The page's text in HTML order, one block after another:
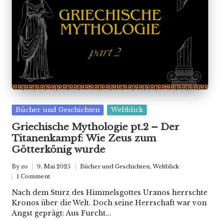
Posted
Bücher und Geschichten Weltblick
Griechische Mythologie pt.2 – Der
Titanenkampf: Wie Zeus zum
Götterkönig wurde
Posted
by
By zo 9. Mai 2025 Bücher und Geschichten, Weltblick
1 Comment
Nach dem Sturz des Himmelsgottes Uranos herrschte
Kronos über die Welt. Doch seine Herrschaft war von
Angst geprägt: Aus Furcht...